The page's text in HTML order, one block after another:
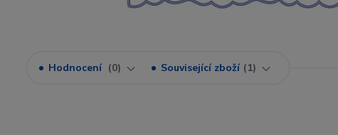
Hodnocení 0 Související zboží 1